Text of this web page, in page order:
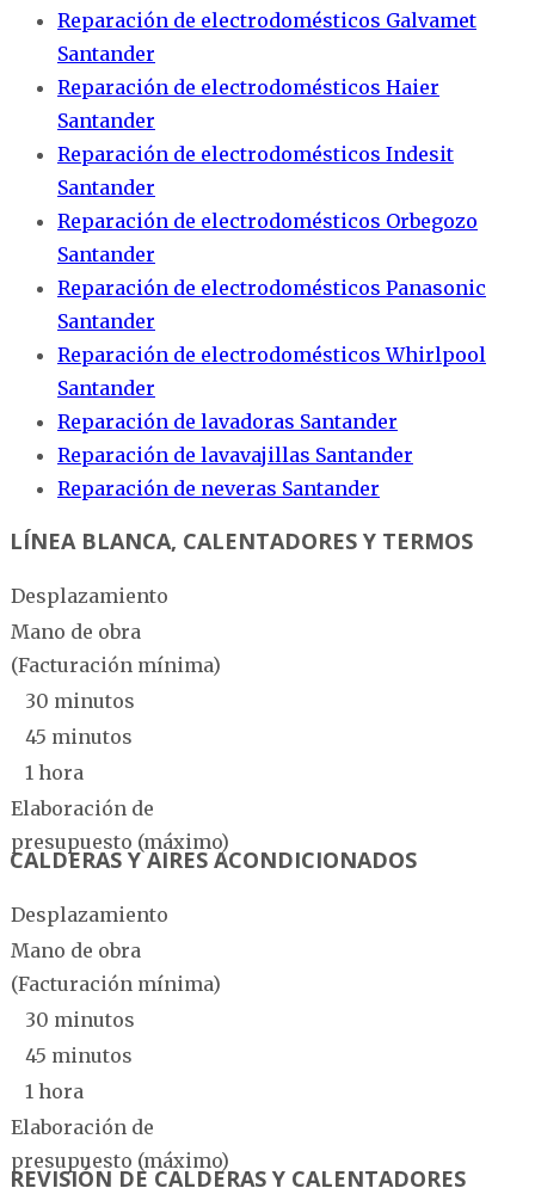
Reparación de electrodomésticos Galvamet
Santander
Reparación de electrodomésticos Haier
Santander
Reparación de electrodomésticos Indesit
Santander
Reparación de electrodomésticos Orbegozo
Santander
Reparación de electrodomésticos Panasonic
Santander
Reparación de electrodomésticos Whirlpool
Santander
Reparación de lavadoras Santander
Reparación de lavavajillas Santander
Reparación de neveras Santander
LÍNEA BLANCA, CALENTADORES Y TERMOS
Desplazamiento
Mano de obra
(Facturación mínima)
30 minutos
45 minutos
1 hora
Elaboración de
presupuesto (máximo)
CALDERAS Y AIRES ACONDICIONADOS
Desplazamiento
Mano de obra
(Facturación mínima)
30 minutos
45 minutos
1 hora
Elaboración de
presupuesto (máximo)
REVISIÓN DE CALDERAS Y CALENTADORES